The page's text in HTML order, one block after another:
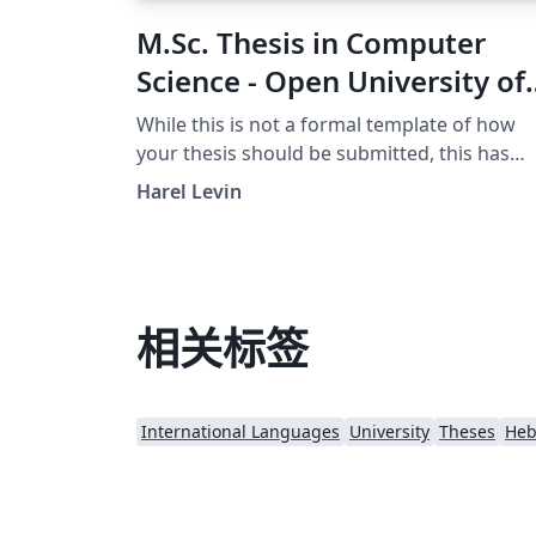
M.Sc. Thesis in Computer
Science - Open University of
Israel Template
While this is not a formal template of how
your thesis should be submitted, this has
been used for writing theses that have been
Open University of Israel.
Harel Levin
相关标签
International Languages University Theses